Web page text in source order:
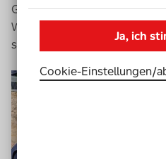
Grundstück ist gut an den
Wege zum Einkaufen, zur
sind kurz.
Ja, ich
Cookie-Einstellungen­/­